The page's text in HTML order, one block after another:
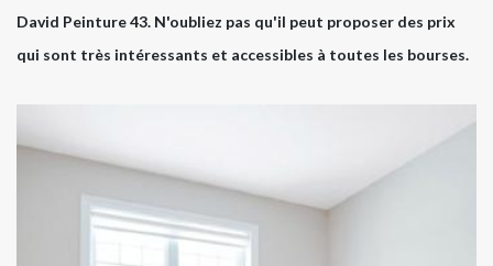
David Peinture 43. N'oubliez pas qu'il peut proposer des prix
qui sont très intéressants et accessibles à toutes les bourses.